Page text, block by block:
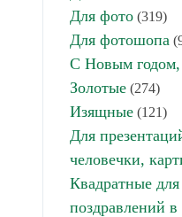
Для фото (319)
Для фотошопа
С Новым годом,
Золотые (274)
Изящные (121)
Для
человечки,
Квадратные для
поздравлений в